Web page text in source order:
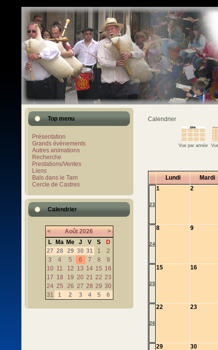
Top menu
Présentation
Grands événements
Autres animations
Recherche
Prestations/Ventes
Liens
Bals dans le Tarn
Cercle de Castres
Calendrier
< Août 2026
>
L
Ma Me J V S
D
27 28 29 30 31 1
2
3
4 5 6 7 8
9
10 11 12 13 14 15 16
17 18 19 20 21 22 23
24 25 26 27 28 29 30
31
1 2 3 4 5 6
Calendrier
Vue par année
Lundi Mardi
23
1 2
24
8 9
25
15 16
26
22 23
29 30